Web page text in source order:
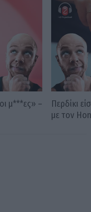
μ***ες» –
Περδίκι
με τον